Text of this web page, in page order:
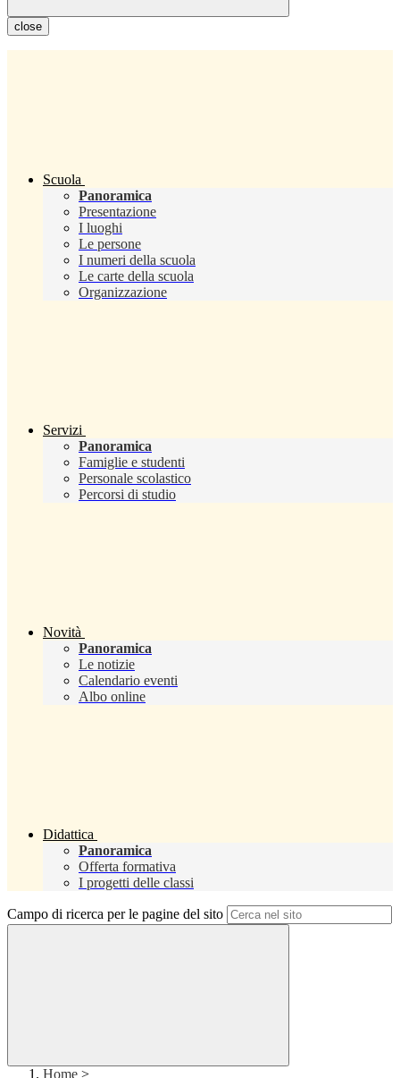
close
Scuola
Panoramica
Presentazione
I luoghi
Le persone
I numeri della scuola
Le carte della scuola
Organizzazione
Servizi
Panoramica
Famiglie e studenti
Personale scolastico
Percorsi di studio
Novità
Panoramica
Le notizie
Calendario eventi
Albo online
Didattica
Panoramica
Offerta formativa
I progetti delle classi
Campo di ricerca per le pagine del sito
Home >